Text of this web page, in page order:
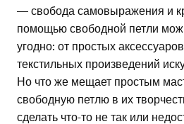
— свобода самовыражения и
помощью свободной петли
угодно: от простых
текстильных произведений
Но что же мещает простым
свободную петлю в их
сделать что-то не так или